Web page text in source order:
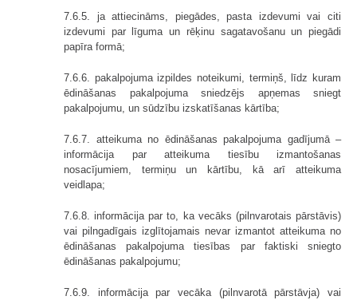
7.6.5. ja attiecināms, piegādes, pasta izdevumi vai citi
izdevumi par līguma un rēķinu sagatavošanu un piegādi
papīra formā;
7.6.6. pakalpojuma izpildes noteikumi, termiņš, līdz kuram
ēdināšanas pakalpojuma sniedzējs apņemas sniegt
pakalpojumu, un sūdzību izskatīšanas kārtība;
7.6.7. atteikuma no ēdināšanas pakalpojuma gadījumā –
informācija par atteikuma tiesību izmantošanas
nosacījumiem, termiņu un kārtību, kā arī atteikuma
veidlapa;
7.6.8. informācija par to, ka vecāks (pilnvarotais pārstāvis)
vai pilngadīgais izglītojamais nevar izmantot atteikuma no
ēdināšanas pakalpojuma tiesības par faktiski sniegto
ēdināšanas pakalpojumu;
7.6.9. informācija par vecāka (pilnvarotā pārstāvja) vai